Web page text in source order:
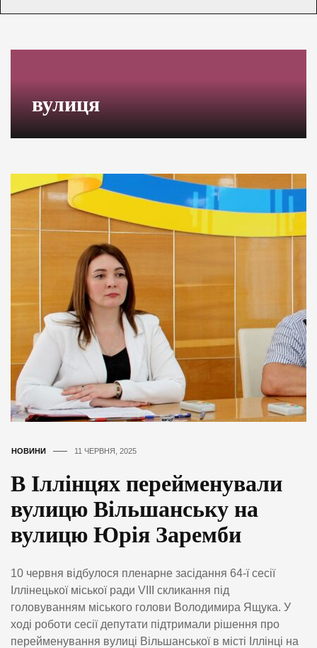
вулиця
НОВИНИ 11 ЧЕРВНЯ, 2025
В Іллінцях перейменували
вулицю Вільшанську на
вулицю Юрія Заремби
10 червня відбулося пленарне засідання 64-ї сесії
Іллінецької міської ради VIII скликання під
головуванням міського голови Володимира Ящука. У
ході роботи сесії депутати підтримали рішення про
перейменування вулиці Вільшанської в місті Іллінці на